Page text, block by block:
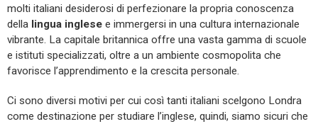
molti italiani desiderosi di perfezionare la propria conoscenza
della lingua inglese e immergersi in una cultura internazionale
vibrante. La capitale britannica offre una vasta gamma di scuole
e istituti specializzati, oltre a un ambiente cosmopolita che
favorisce l’apprendimento e la crescita personale.
Ci sono diversi motivi per cui così tanti italiani scelgono Londra
come destinazione per studiare l’inglese, quindi, siamo sicuri che